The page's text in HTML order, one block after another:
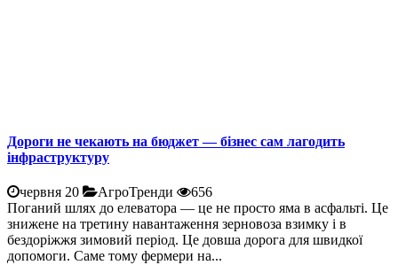
Дороги не чекають на бюджет — бізнес сам лагодить
інфраструктуру
червня 20 АгроТренди
656
Поганий шлях до елеватора — це не просто яма в асфальті. Це
знижене на третину навантаження зерновоза взимку і в
бездоріжжя зимовий період. Це довша дорога для швидкої
допомоги. Саме тому фермери на...